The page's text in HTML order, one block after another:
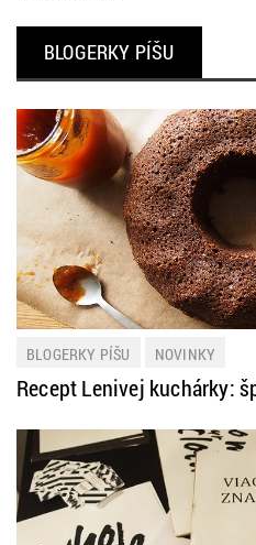
BLOGERKY PÍŠU
Recept Lenivej kuchárky:
BLOGERKY PÍŠU NOVINKY